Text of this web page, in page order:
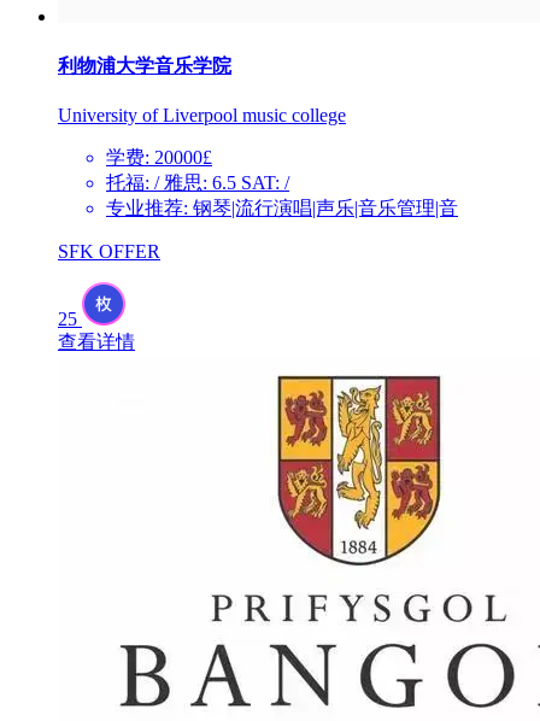
利物浦大学音乐学院
University of Liverpool music college
学费: 20000£
托福: / 雅思: 6.5 SAT: /
专业推荐: 钢琴|流行演唱|声乐|音乐管理|音
SFK OFFER
25
查看详情